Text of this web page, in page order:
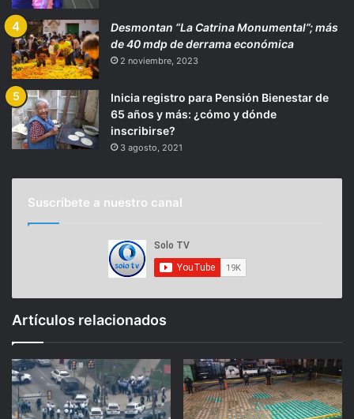
Desmontan “La Catrina Monumental”; más
de 40 mdp de derrama económica
2 noviembre, 2023
Inicia registro para Pensión Bienestar de
65 años y más: ¿cómo y dónde
inscribirse?
3 agosto, 2021
Suscríbete a nuestro canal
Artículos relacionados